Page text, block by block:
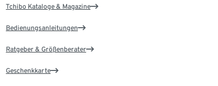
Tchibo Kataloge & Magazine
Bedienungsanleitungen
Ratgeber & Größenberater
Geschenkkarte